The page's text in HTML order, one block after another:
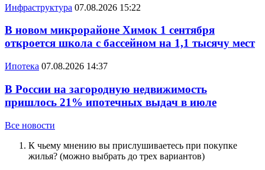
Инфраструктура 07.08.2026 15:22
В новом микрорайоне Химок 1 сентября
откроется школа с бассейном на 1,1 тысячу мест
Ипотека 07.08.2026 14:37
В России на загородную недвижимость
пришлось 21% ипотечных выдач в июле
Все новости
К чьему мнению вы прислушиваетесь при покупке
жилья? (можно выбрать до трех вариантов)